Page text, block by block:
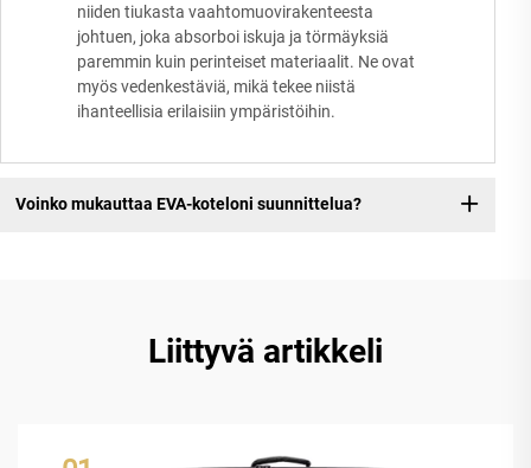
niiden tiukasta vaahtomuovirakenteesta
johtuen, joka absorboi iskuja ja törmäyksiä
paremmin kuin perinteiset materiaalit. Ne ovat
myös vedenkestäviä, mikä tekee niistä
ihanteellisia erilaisiin ympäristöihin.
Voinko mukauttaa EVA-koteloni suunnittelua?
Liittyvä artikkeli